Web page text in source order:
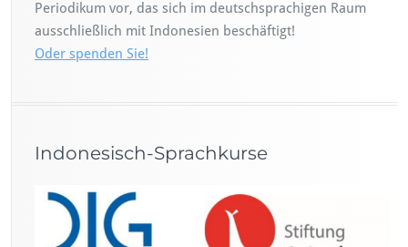
Periodikum vor, das sich im deutschsprachigen Raum
ausschließlich mit Indonesien beschäftigt!
Oder spenden Sie!
Indonesisch-Sprachkurse